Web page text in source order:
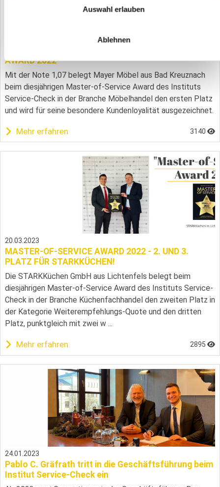
Auswahl erlauben
Ablehnen
AWARD 2022
Mit der Note 1,07 belegt Mayer Möbel aus Bad Kreuznach
beim diesjährigen Master-of-Service Award des Instituts
Service-Check in der Branche Möbelhandel den ersten Platz
und wird für seine besondere Kundenloyalität ausgezeichnet.
Mehr erfahren 3140
20.03.2023
MASTER-OF-SERVICE AWARD 2022 - 2. UND 3.
PLATZ FÜR STARKKÜCHEN!
Die STARKKüchen GmbH aus Lichtenfels belegt beim
diesjährigen Master-of-Service Award des Instituts Service-
Check in der Branche Küchenfachhandel den zweiten Platz in
der Kategorie Weiterempfehlungs-Quote und den dritten
Platz, punktgleich mit zwei w ...
Mehr erfahren 2895
24.01.2023
Pablo C. Gräfrath tritt in die Geschäftsführung beim
Institut Service-Check ein